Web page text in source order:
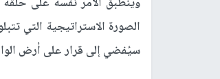
سيُفضي إلى قرار على أرض